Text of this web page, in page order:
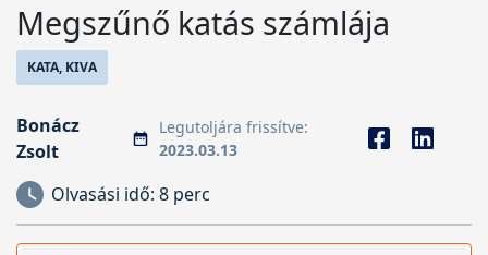
Megszűnő katás számlája
KATA, KIVA
Bonácz
Zsolt
Legutoljára frissítve:
2023.03.13
Olvasási idő: 8 perc